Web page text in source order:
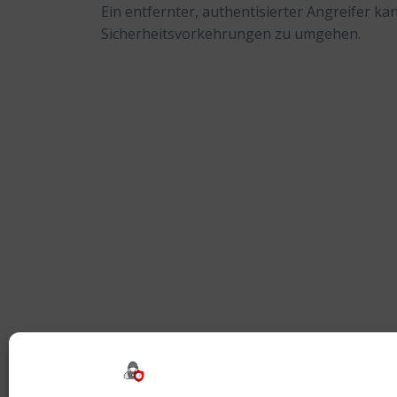
Ein entfernter, authentisierter Angreifer
Sicherheitsvorkehrungen zu umgehen.